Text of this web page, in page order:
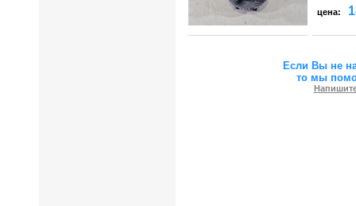
цена:
Если Вы не
то мы